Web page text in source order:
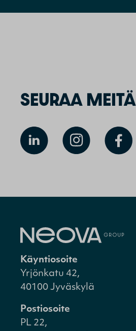
SEURAA MEITÄ
Käyntiosoite
Yrjönkatu 42,
40100 Jyväskylä
Postiosoite
PL 22,